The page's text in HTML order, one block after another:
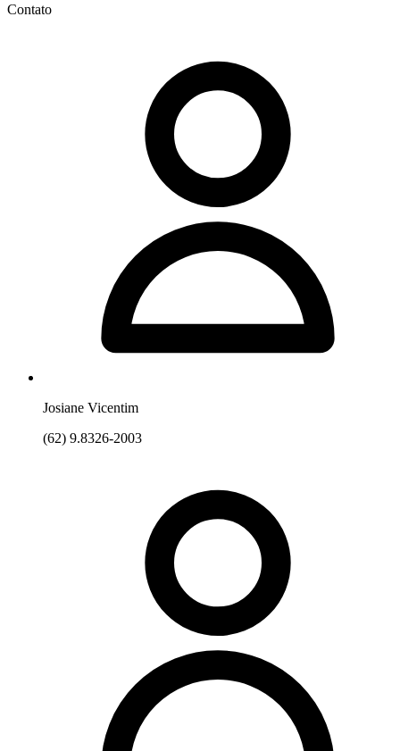
Contato
Josiane Vicentim
(62) 9.8326-2003